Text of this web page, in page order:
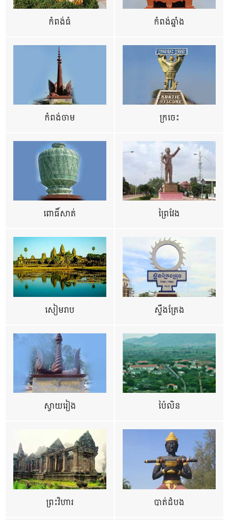
កំពង់ធំ កំពង់ឆ្នាំង
កំពង់ចាម ក្រចេះ
ពោធិ៍សាត់ ព្រៃវែង
សៀមរាប ស្ទឹងត្រែង
ស្វាយរៀង ប៉ៃលិន
ព្រះវិហារ បាត់ដំបង